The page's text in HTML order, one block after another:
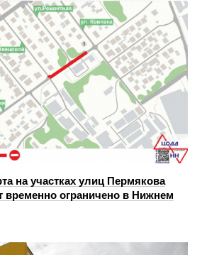
на участках улиц Пермякова
временно ограничено в Нижнем